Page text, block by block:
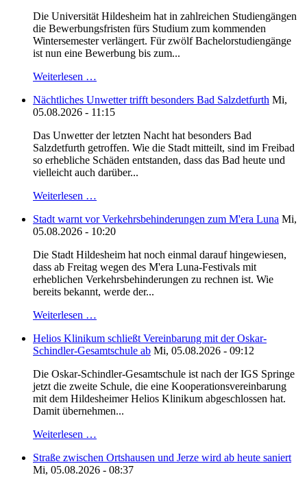
Die Universität Hildesheim hat in zahlreichen Studiengängen
die Bewerbungsfristen fürs Studium zum kommenden
Wintersemester verlängert. Für zwölf Bachelorstudiengänge
ist nun eine Bewerbung bis zum...
Weiterlesen …
Nächtliches Unwetter trifft besonders Bad Salzdetfurth Mi,
05.08.2026 - 11:15
Das Unwetter der letzten Nacht hat besonders Bad
Salzdetfurth getroffen. Wie die Stadt mitteilt, sind im Freibad
so erhebliche Schäden entstanden, dass das Bad heute und
vielleicht auch darüber...
Weiterlesen …
Stadt warnt vor Verkehrsbehinderungen zum M'era Luna Mi,
05.08.2026 - 10:20
Die Stadt Hildesheim hat noch einmal darauf hingewiesen,
dass ab Freitag wegen des M'era Luna-Festivals mit
erheblichen Verkehrsbehinderungen zu rechnen ist. Wie
bereits bekannt, werde der...
Weiterlesen …
Helios Klinikum schließt Vereinbarung mit der Oskar-
Schindler-Gesamtschule ab Mi, 05.08.2026 - 09:12
Die Oskar-Schindler-Gesamtschule ist nach der IGS Springe
jetzt die zweite Schule, die eine Kooperationsvereinbarung
mit dem Hildesheimer Helios Klinikum abgeschlossen hat.
Damit übernehmen...
Weiterlesen …
Straße zwischen Ortshausen und Jerze wird ab heute saniert
Mi, 05.08.2026 - 08:37